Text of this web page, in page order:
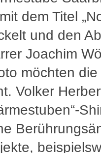
dem Titel
und den
Joachim
möchten
Volker